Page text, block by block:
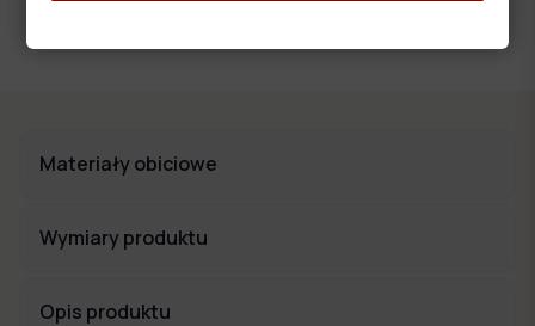
Materiały obiciowe
Wymiary produktu
Opis produktu